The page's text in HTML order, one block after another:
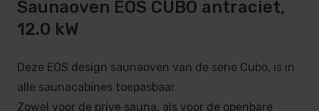
Saunaoven EOS CUBO antraciet,
12.0 kW
Deze EOS design saunaoven van de serie Cubo, is in
alle saunacabines toepasbaar.
Zowel voor de prive sauna, als voor de openbare